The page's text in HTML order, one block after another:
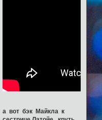
а вот бэк Майкла к